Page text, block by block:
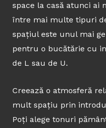
space la casă atunci ai
între mai multe tipuri
spațiul este unul mai
pentru o bucătărie cu
de L sau de U.
Creează o atmosferă
mult spațiu prin
Poți alege tonuri